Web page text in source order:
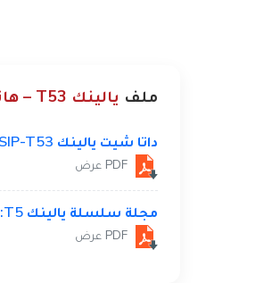
ملف يالينك T53 – هاتف مكتبي آي بي فون للأعمال
داتا شيت يالينك SIP-T53:
مجلة سلسلة يالينك T5: